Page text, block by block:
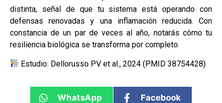
distinta, señal de que tu sistema está operando con
defensas renovadas y una inflamación reducida. Con
constancia de un par de veces al año, notarás cómo tu
resiliencia biológica se transforma por completo.
Estudio: Dellorusso PV et al., 2024 (PMID 38754428)
WhatsApp Facebook